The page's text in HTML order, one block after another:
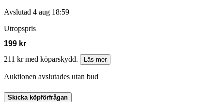
Avslutad 4 aug 18:59
Utropspris
199 kr
211 kr med köparskydd.
Läs mer
Auktionen avslutades utan bud
Skicka köpförfrågan